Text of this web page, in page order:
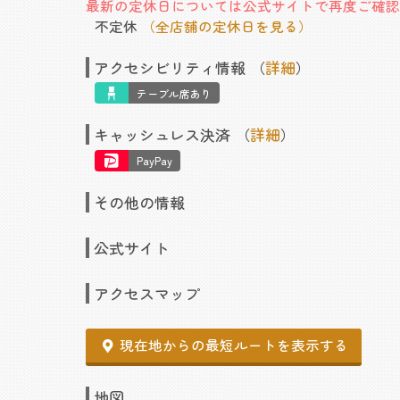
最新の定休日については公式サイトで再度ご確認
不定休
（全店舗の定休日を見る）
アクセシビリティ情報 （詳細）
テーブル席あり
キャッシュレス決済 （詳細）
PayPay
その他の情報
公式サイト
アクセスマップ
現在地からの最短ルートを表示する